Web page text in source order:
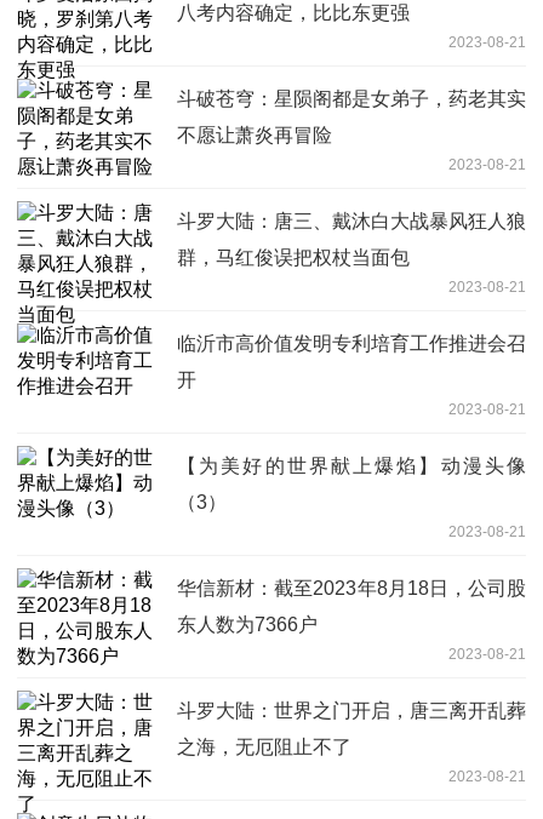
八考内容确定，比比东更强
2023-08-21
斗破苍穹：星陨阁都是女弟子，药老其实
不愿让萧炎再冒险
2023-08-21
斗罗大陆：唐三、戴沐白大战暴风狂人狼
群，马红俊误把权杖当面包
2023-08-21
临沂市高价值发明专利培育工作推进会召
开
2023-08-21
【为美好的世界献上爆焰】动漫头像
（3）
2023-08-21
华信新材：截至2023年8月18日，公司股
东人数为7366户
2023-08-21
斗罗大陆：世界之门开启，唐三离开乱葬
之海，无厄阻止不了
2023-08-21